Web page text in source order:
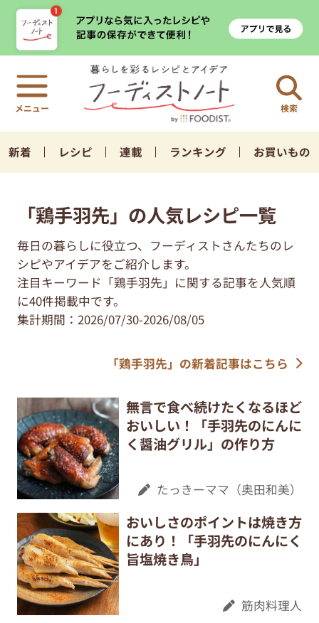
検索
新着 レシピ 連載 ランキング お買いもの
「鶏手羽先」の人気レシピ一覧
毎日の暮らしに役立つ、フーディストさんたちのレ
シピやアイデアをご紹介します。
注目キーワード「鶏手羽先」に関する記事を人気順
に40件掲載中です。
集計期間：2026/07/30-2026/08/05
「鶏手羽先」の新着記事はこちら
無言で食べ続けたくなるほど
おいしい！「手羽先のにんに
く醤油グリル」の作り方
たっきーママ（奥田和美）
おいしさのポイントは焼き方
にあり！「手羽先のにんにく
旨塩焼き鳥」
筋肉料理人